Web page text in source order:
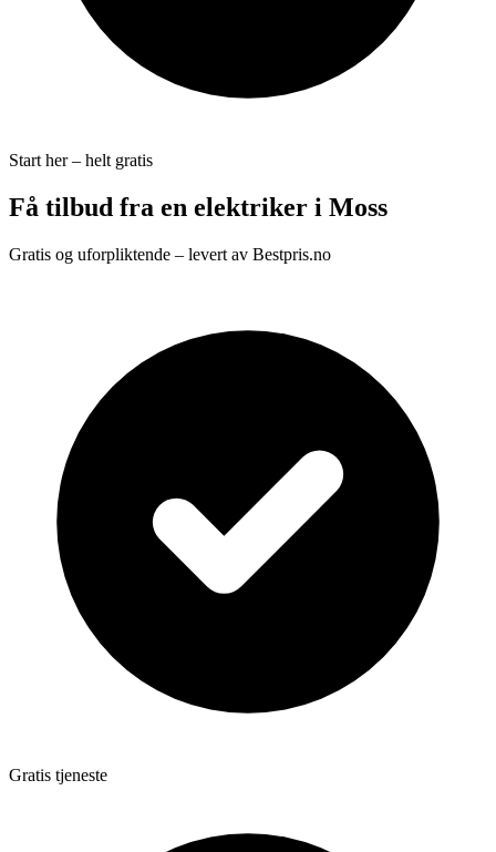
Start her – helt gratis
Få tilbud fra en elektriker i Moss
Gratis og uforpliktende – levert av Bestpris.no
Gratis tjeneste